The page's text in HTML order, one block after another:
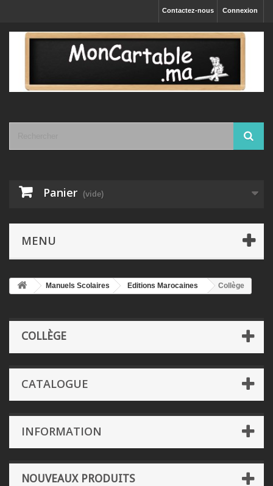
Connexion
Contactez-nous
Panier (vide)
MENU
Manuels Scolaires Editions Marocaines Collège
COLLÈGE
CATALOGUE
INFORMATION
NOUVEAUX PRODUITS